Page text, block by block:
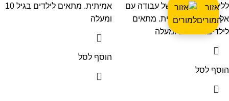
אזור
המורים
ללימוד פרקטיקה של עבודה עם
אלקטרוניקה אמיתית. מתאים
לילדים בגיל 10 ומעלה
הוסף לסל
אמיתית. מתאים לילדים בגיל 10
ומעלה
הוסף לסל